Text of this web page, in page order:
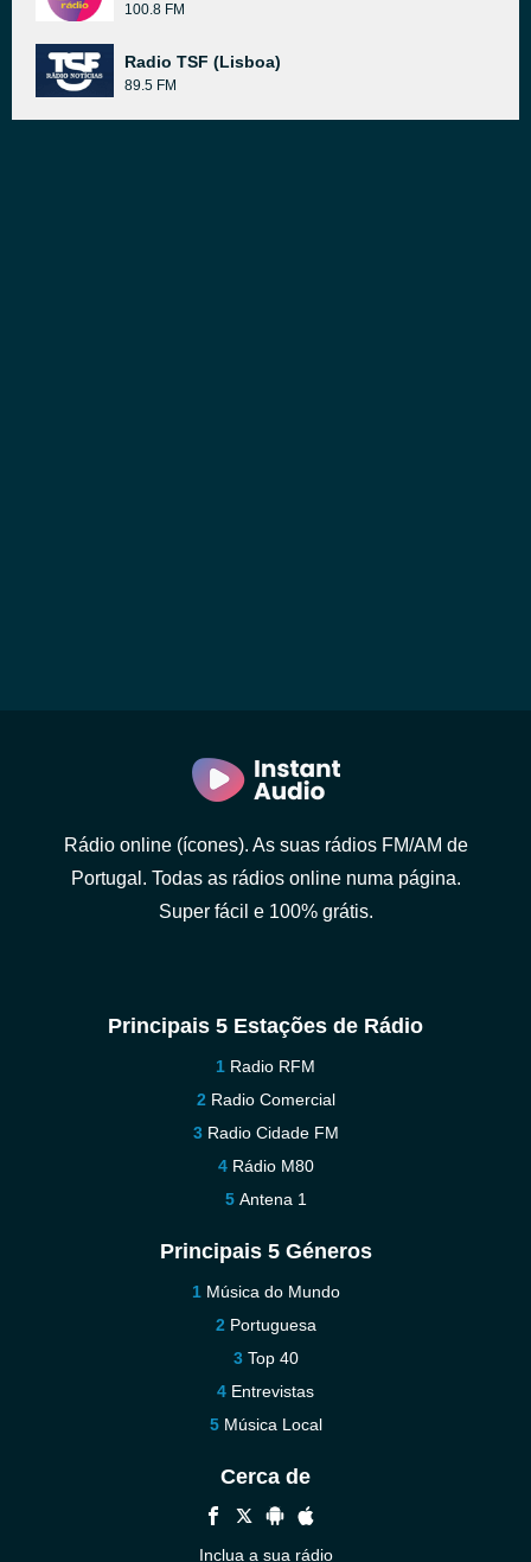
100.8 FM
Radio TSF (Lisboa)
89.5 FM
Rádio online (ícones). As suas rádios FM/AM de
Portugal. Todas as rádios online numa página.
Super fácil e 100% grátis.
Principais 5 Estações de Rádio
Radio RFM
Radio Comercial
Radio Cidade FM
Rádio M80
Antena 1
Principais 5 Géneros
Música do Mundo
Portuguesa
Top 40
Entrevistas
Música Local
Cerca de
Inclua a sua rádio